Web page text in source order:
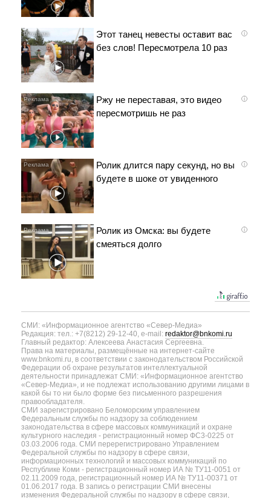
i
Этот танец невесты оставит вас
без слов! Пересмотрела 10 раз
i
Ржу не переставая, это видео
пересмотришь не раз
i
Ролик длится пару секунд, но вы
будете в шоке от увиденного
i
Ролик из Омска: вы будете
смеяться долго
СМИ: «Информационное агентство «Север-Медиа»
Редакция: тел.: +7(8212) 29-12-40, e-mail: redaktor@bnkomi.ru
Главный редактор: Алексеева Анастасия Сергеевна.
Права на материалы, размещённые на интернет-сайте
www.bnkomi.ru, в соответствии с законодательством Российской
Федерации об охране результатов интеллектуальной
деятельности принадлежат СМИ: «Информационное агентство
«Север-Медиа», и не подлежат использованию другими лицами в
какой бы то ни было форме без письменного разрешения
правообладателя.
СМИ зарегистрировано Беломорским управлением
Федеральным службы по надзору за соблюдением
законодательства в сфере массовых коммуникаций и охране
культурного наследия - регистрационный номер ФС3-0225 от
03.03.2006 года. СМИ перерегистрировано Управлением
Федеральной службы по надзору в сфере связи,
информационных технологий и массовых коммуникаций по
Республике Коми - регистрационный номер ИА № ТУ11-0051 от
02.11.2009 года, регистрационный номер ИА № ТУ11-00371 от
01.06.2017 года. В запись о регистрации СМИ внесены
изменения Федеральной службы по надзору в сфере связи,